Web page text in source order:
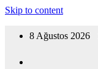
Skip to content
8 Ağustos 2026